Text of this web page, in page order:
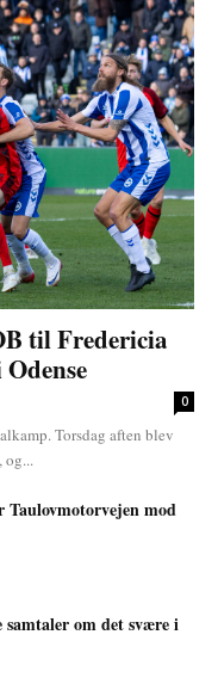
til Fredericia
0
Torsdag aften blev
mod
om det svære i